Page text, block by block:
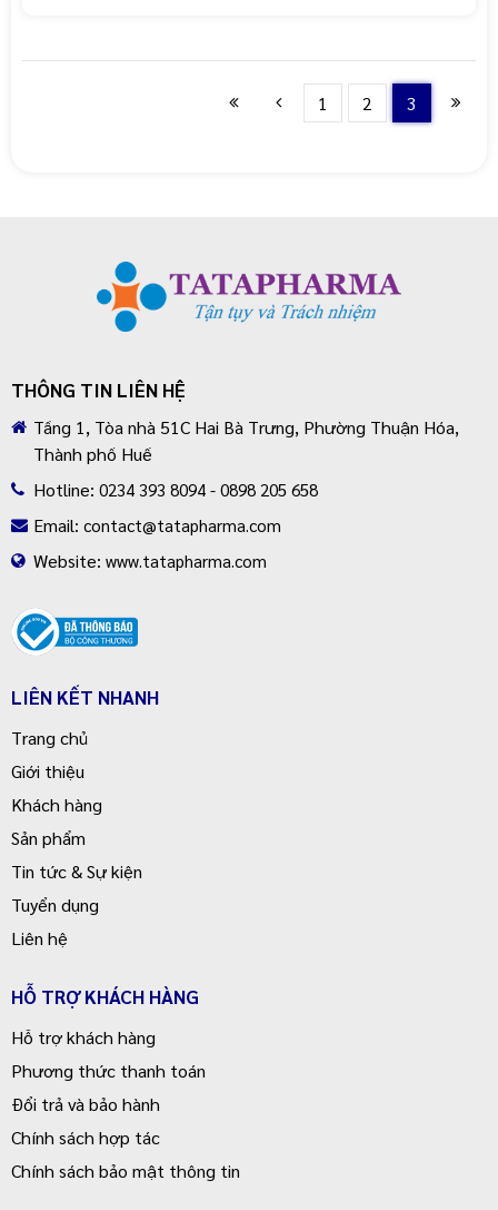
1 2 3
THÔNG TIN LIÊN HỆ
Tầng 1, Tòa nhà 51C Hai Bà Trưng, Phường Thuận Hóa,
Thành phố Huế
Hotline: 0234 393 8094 - 0898 205 658
Email: contact@tatapharma.com
Website: www.tatapharma.com
LIÊN KẾT NHANH
Trang chủ
Giới thiệu
Khách hàng
Sản phẩm
Tin tức & Sự kiện
Tuyển dụng
Liên hệ
HỖ TRỢ KHÁCH HÀNG
Hỗ trợ khách hàng
Phương thức thanh toán
Đổi trả và bảo hành
Chính sách hợp tác
Chính sách bảo mật thông tin